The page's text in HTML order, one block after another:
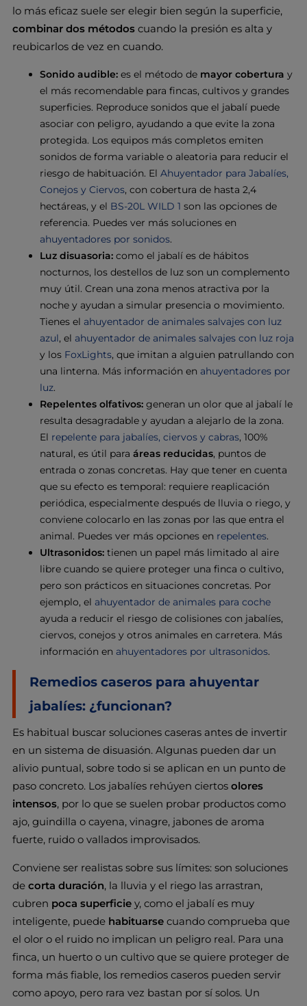
lo más eficaz suele ser elegir bien según la superficie,
combinar dos métodos cuando la presión es alta y
reubicarlos de vez en cuando.
Sonido audible: es el método de mayor cobertura y
el más recomendable para fincas, cultivos y grandes
superficies. Reproduce sonidos que el jabalí puede
asociar con peligro, ayudando a que evite la zona
protegida. Los equipos más completos emiten
sonidos de forma variable o aleatoria para reducir el
riesgo de habituación. El Ahuyentador para Jabalíes,
Conejos y Ciervos, con cobertura de hasta 2,4
hectáreas, y el BS-20L WILD 1 son las opciones de
referencia. Puedes ver más soluciones en
ahuyentadores por sonidos.
Luz disuasoria: como el jabalí es de hábitos
nocturnos, los destellos de luz son un complemento
muy útil. Crean una zona menos atractiva por la
noche y ayudan a simular presencia o movimiento.
Tienes el ahuyentador de animales salvajes con luz
azul, el ahuyentador de animales salvajes con luz roja
y los FoxLights, que imitan a alguien patrullando con
una linterna. Más información en ahuyentadores por
luz.
Repelentes olfativos: generan un olor que al jabalí le
resulta desagradable y ayudan a alejarlo de la zona.
El repelente para jabalíes, ciervos y cabras, 100%
natural, es útil para áreas reducidas, puntos de
entrada o zonas concretas. Hay que tener en cuenta
que su efecto es temporal: requiere reaplicación
periódica, especialmente después de lluvia o riego, y
conviene colocarlo en las zonas por las que entra el
animal. Puedes ver más opciones en repelentes.
Ultrasonidos: tienen un papel más limitado al aire
libre cuando se quiere proteger una finca o cultivo,
pero son prácticos en situaciones concretas. Por
ejemplo, el ahuyentador de animales para coche
ayuda a reducir el riesgo de colisiones con jabalíes,
ciervos, conejos y otros animales en carretera. Más
información en ahuyentadores por ultrasonidos.
Remedios caseros para ahuyentar
jabalíes: ¿funcionan?
Es habitual buscar soluciones caseras antes de invertir
en un sistema de disuasión. Algunas pueden dar un
alivio puntual, sobre todo si se aplican en un punto de
paso concreto. Los jabalíes rehúyen ciertos olores
intensos, por lo que se suelen probar productos como
ajo, guindilla o cayena, vinagre, jabones de aroma
fuerte, ruido o vallados improvisados.
Conviene ser realistas sobre sus límites: son soluciones
de corta duración, la lluvia y el riego las arrastran,
cubren poca superficie y, como el jabalí es muy
inteligente, puede habituarse cuando comprueba que
el olor o el ruido no implican un peligro real. Para una
finca, un huerto o un cultivo que se quiere proteger de
forma más fiable, los remedios caseros pueden servir
como apoyo, pero rara vez bastan por sí solos. Un